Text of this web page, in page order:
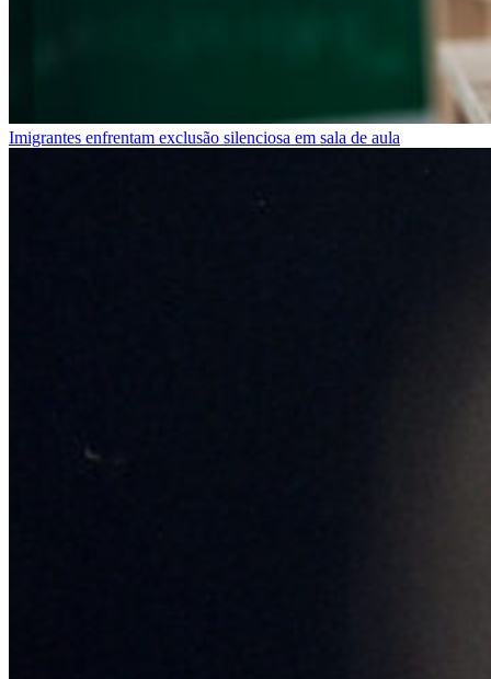
Imigrantes enfrentam exclusão silenciosa em sala de aula